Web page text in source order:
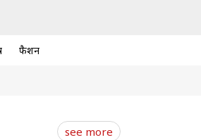
फैशन
see more